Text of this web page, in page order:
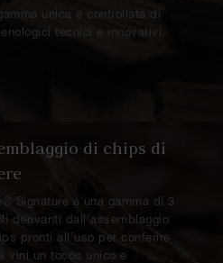
unica e controllata di
enologici tecnici e innovativi.
di chips di
Signature è una gamma di 3
derivanti dall’assemblaggio
pronti all’uso per conferire
vini un tocco unico e